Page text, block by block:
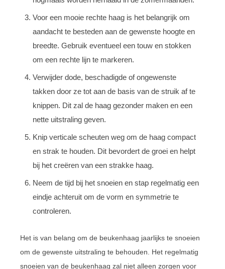
Voor een mooie rechte haag is het belangrijk om
aandacht te besteden aan de gewenste hoogte en
breedte. Gebruik eventueel een touw en stokken
om een rechte lijn te markeren.
Verwijder dode, beschadigde of ongewenste
takken door ze tot aan de basis van de struik af te
knippen. Dit zal de haag gezonder maken en een
nette uitstraling geven.
Knip verticale scheuten weg om de haag compact
en strak te houden. Dit bevordert de groei en helpt
bij het creëren van een strakke haag.
Neem de tijd bij het snoeien en stap regelmatig een
eindje achteruit om de vorm en symmetrie te
controleren.
Het is van belang om de beukenhaag jaarlijks te snoeien
om de gewenste uitstraling te behouden. Het regelmatig
snoeien van de beukenhaag zal niet alleen zorgen voor